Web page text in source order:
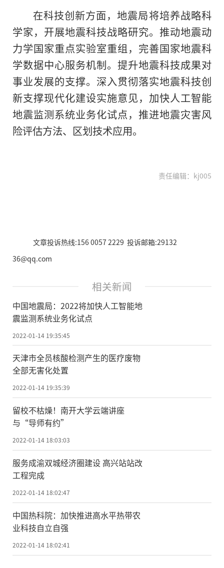
在科技创新方面，地震局将培养战略科
学家，开展地震科技战略研究。推动地震动
力学国家重点实验室重组，完善国家地震科
学数据中心服务机制。提升地震科技成果对
事业发展的支撑。深入贯彻落实地震科技创
新支撑现代化建设实施意见，加快人工智能
地震监测系统业务化试点，推进地震灾害风
险评估方法、区划技术应用。
责任编辑：kj005
文章投诉热线:156 0057 2229 投诉邮箱:29132
36@qq.com
相关新闻
中国地震局：2022将加快人工智能地
震监测系统业务化试点
2022-01-14 19:35:45
天津市全员核酸检测产生的医疗废物
全部无害化处置
2022-01-14 19:35:39
留校不枯燥！南开大学云端讲座
与“导师有约”
2022-01-14 18:03:03
服务成渝双城经济圈建设 高兴站站改
工程完成
2022-01-14 18:02:47
​中国热科院：加快推进高水平热带农
业科技自立自强
2022-01-14 18:02:41